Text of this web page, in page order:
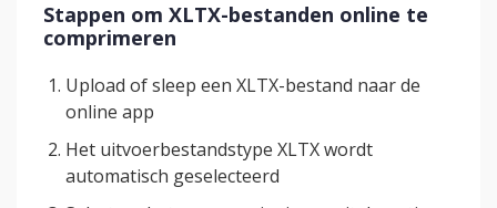
Stappen om XLTX-bestanden online te
comprimeren
Upload of sleep een XLTX-bestand naar de
online app
Het uitvoerbestandstype XLTX wordt
automatisch geselecteerd